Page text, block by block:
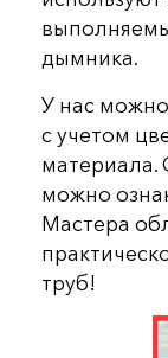
дымника.
У нас
с учетом
материала.
можно
Мастера
труб!